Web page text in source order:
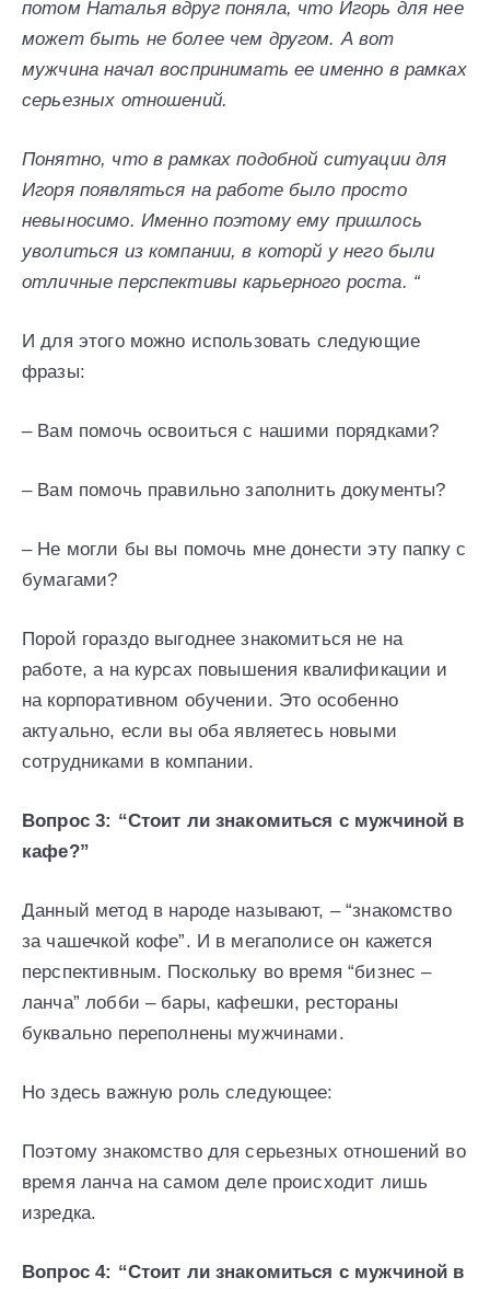
потом Наталья вдруг поняла, что Игорь для нее
может быть не более чем другом. А вот
мужчина начал воспринимать ее именно в рамках
серьезных отношений.
Понятно, что в рамках подобной ситуации для
Игоря появляться на работе было просто
невыносимо. Именно поэтому ему пришлось
уволиться из компании, в которй у него были
отличные перспективы карьерного роста. “
И для этого можно использовать следующие
фразы:
– Вам помочь освоиться с нашими порядками?
– Вам помочь правильно заполнить документы?
– Не могли бы вы помочь мне донести эту папку с
бумагами?
Порой гораздо выгоднее знакомиться не на
работе, а на курсах повышения квалификации и
на корпоративном обучении. Это особенно
актуально, если вы оба являетесь новыми
сотрудниками в компании.
Вопрос 3: “Стоит ли знакомиться с мужчиной в
кафе?”
Данный метод в народе называют, – “знакомство
за чашечкой кофе”. И в мегаполисе он кажется
перспективным. Поскольку во время “бизнес –
ланча” лобби – бары, кафешки, рестораны
буквально переполнены мужчинами.
Но здесь важную роль следующее:
Поэтому знакомство для серьезных отношений во
время ланча на самом деле происходит лишь
изредка.
Вопрос 4: “Стоит ли знакомиться с мужчиной в